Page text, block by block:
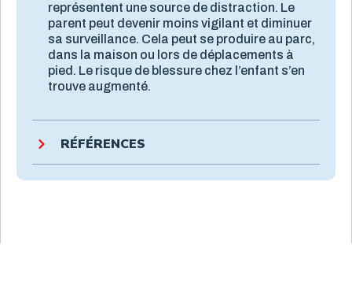
représentent une source de distraction. Le
parent peut devenir moins vigilant et diminuer
sa surveillance. Cela peut se produire au parc,
dans la maison ou lors de déplacements à
pied. Le risque de blessure chez l’enfant s’en
trouve augmenté.
RÉFÉRENCES